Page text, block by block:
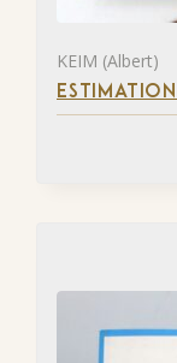
KEIM (Albert)